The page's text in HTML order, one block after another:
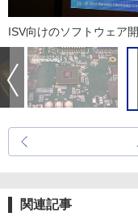
ISV向けのソフトウェア
関連記事